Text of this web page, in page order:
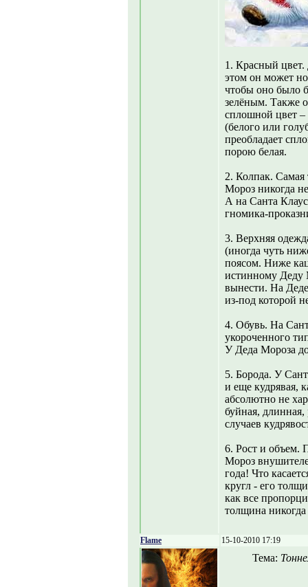
1. Красный
этом он может
чтобы оно было
зелёным. Также
сплошной цвет –
(белого или
преобладает
порою белая.
2. Колпак. Самая
Мороз никогда
А на Санта
гномика-
3. Верхняя
(иногда чуть
поясом. Ниже
истинному Деду
вынести. На
из-под которой
4. Обувь. На
укороченного
У Деда Мороза
5. Борода. У
и еще кудрявая,
абсолютно не
буйная,
случаев
6. Рост и объем.
Мороз
года! Что
кругл - его
как все
толщина никогда
Flame 15-10-2010 17:19
Тема: